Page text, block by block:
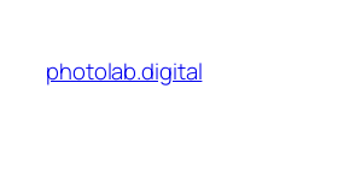
content
photolab.digital